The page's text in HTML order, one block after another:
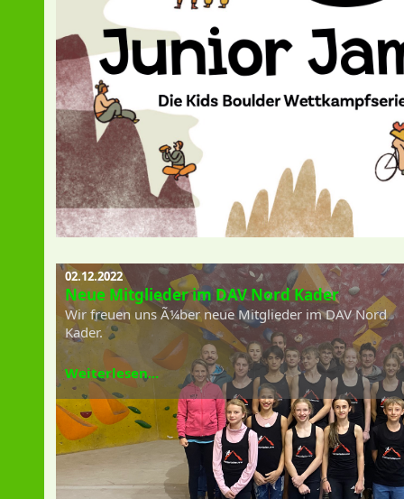
02.12.2022
Neue Mitglieder im DAV Nord Kader
Wir freuen uns Ã¼ber neue Mitglieder im DAV Nord
Kader.
Weiterlesen...